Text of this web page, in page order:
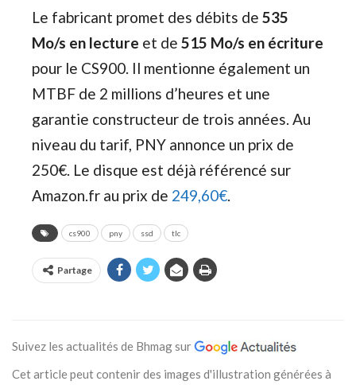
Le fabricant promet des débits de 535
Mo/s en lecture et de 515 Mo/s en écriture
pour le CS900. Il mentionne également un
MTBF de 2 millions d’heures et une
garantie constructeur de trois années. Au
niveau du tarif, PNY annonce un prix de
250€. Le disque est déjà référencé sur
Amazon.fr au prix de 249,60€.
cs900 pny ssd tlc
Partage
Suivez les actualités de Bhmag sur
Cet article peut contenir des images d'illustration générées à